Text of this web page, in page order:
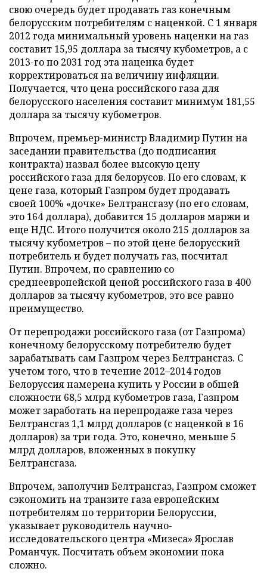
свою очередь будет продавать газ конечным
белорусским потребителям с наценкой. С 1 января
2012 года минимальный уровень наценки на газ
составит 15,95 доллара за тысячу кубометров, а с
2013-го по 2031 год эта наценка будет
корректироваться на величину инфляции.
Получается, что цена российского газа для
белорусского населения составит минимум 181,55
доллара за тысячу кубометров.
Впрочем, премьер-министр Владимир Путин на
заседании правительства (до подписания
контракта) назвал более высокую цену
российского газа для белорусов. По его словам, к
цене газа, который Газпром будет продавать
своей 100% «дочке» Белтрансгазу (по его словам,
это 164 доллара), добавится 15 долларов маржи и
еще НДС. Итого получится около 215 долларов за
тысячу кубометров – по этой цене белорусский
потребитель и будет получать газ, посчитал
Путин. Впрочем, по сравнению со
среднеевропейской ценой российского газа в 400
долларов за тысячу кубометров, это все равно
преимущество.
От перепродажи российского газа (от Газпрома)
конечному белорусскому потребителю будет
зарабатывать сам Газпром через Белтрансгаз. С
учетом того, что в течение 2012–2014 годов
Белоруссия намерена купить у России в обшей
сложности 68,5 млрд кубометров газа, Газпром
может заработать на перепродаже газа через
Белтрансгаз 1,1 млрд долларов (с наценкой в 16
долларов) за три года. Это, конечно, меньше 5
млрд долларов, вложенных в покупку
Белтрансгаза.
Впрочем, заполучив Белтрансгаз, Газпром сможет
сэкономить на транзите газа европейским
потребителям по территории Белоруссии,
указывает руководитель научно-
исследовательского центра «Мизеса» Ярослав
Романчук. Посчитать объем экономии пока
сложно.